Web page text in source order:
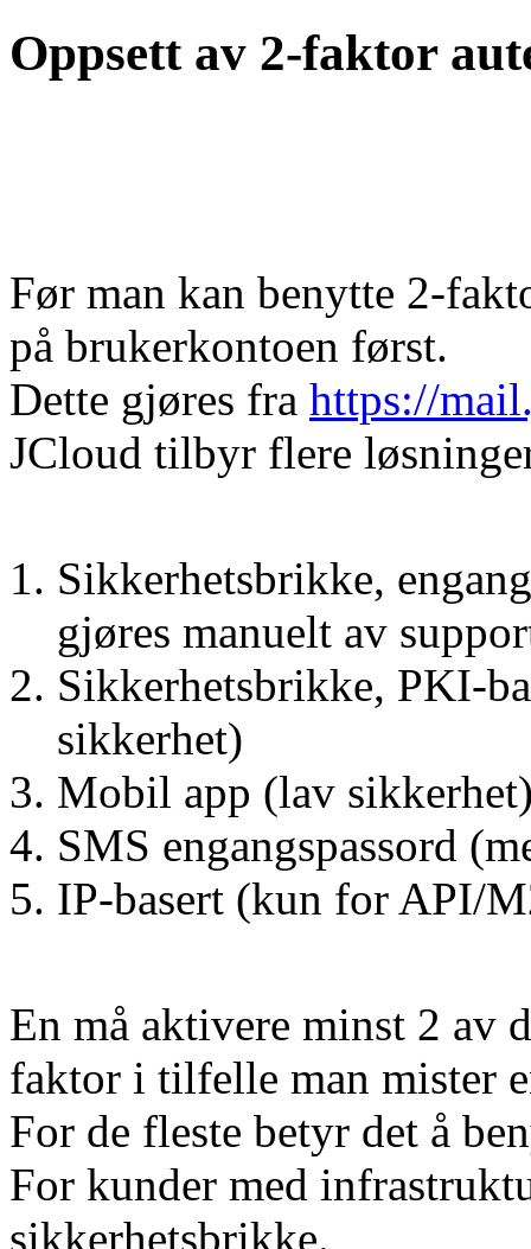
Oppsett av 2-faktor
Før man kan benytte 2-
på brukerkontoen først.
Dette gjøres fra https://
JCloud tilbyr flere
Sikkerhetsbrikke,
gjøres manuelt av
Sikkerhetsbrikke, PKI-
sikkerhet)
Mobil app (lav
SMS engangspassord
IP-basert (kun for API/
En må aktivere minst 2 av
faktor i tilfelle man mister
For de fleste betyr det å
For kunder med
sikkerhetsbrikke.